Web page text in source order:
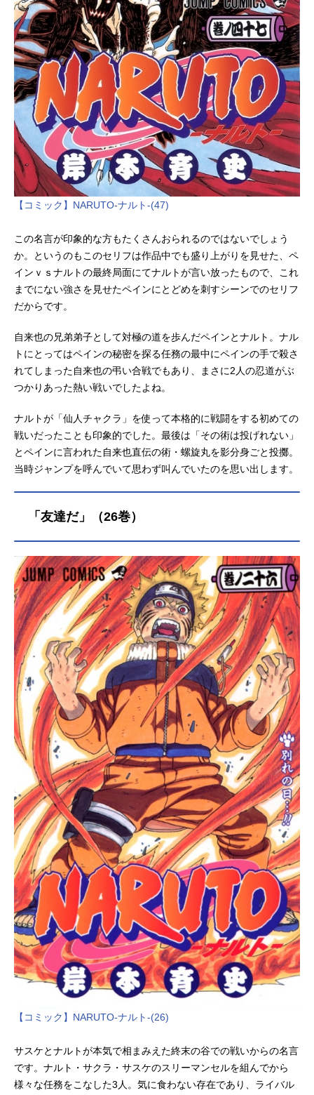
【コミック】NARUTO-ナルト-(47)
この名言が印象的な方もたくさんおられるのではないでしょう
か。というのもこのセリフは作品中でも盛り上がりを見せた、ペ
インｖｓナルトの最終局面にてナルトが言い放ったもので、これ
までにない強さを見せたペインにとどめを刺すシーンでのセリフ
だからです。
自来也の兄弟弟子として対極の道を歩んだペインとナルト。ナル
トにとってはペインの秘密を探る任務の最中にペインの手で殺さ
れてしまった自来也の弔い合戦でもあり、まさに2人の忍道がぶ
つかりあった熱い戦いでしたよね。
ナルトが「仙人チャクラ」を使って本格的に戦闘をする初めての
戦いだったことも印象的でした。最後は「その術は投げれない」
とペインに言われた自来也直伝の術・螺旋丸を影分身ごと投擲。
当時ジャンプを呼んでいて思わず叫んでいたのを思い出します。
「友達だ」（26巻）
【コミック】NARUTO-ナルト-(26)
サスケとナルトが本気で相まみえた終末の谷での戦いからの名言
です。ナルト・サクラ・サスケのスリーマンセルを組んでから
様々な任務をこなした3人。気に食わない存在であり、ライバル